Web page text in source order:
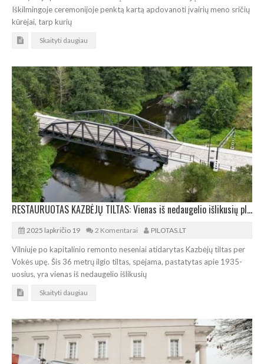
Iškilmingoje ceremonijoje penktą kartą apdovanoti įvairių meno sričių
kūrėjai, tarp kurių
Skaityti daugiau
RESTAURUOTAS KAZBĖJŲ TILTAS: Vienas iš nedaugelio išlikusių plieninių santvarinių tiltų sostinėje
2025 lapkričio 19 2 Komentarai PILOTAS.LT
Vilniuje po kapitalinio remonto neseniai atidarytas Kazbėjų tiltas per
Vokės upę. Šis 36 metrų ilgio tiltas, spėjama, pastatytas apie 1935-
uosius, yra vienas iš nedaugelio išlikusių
Skaityti daugiau